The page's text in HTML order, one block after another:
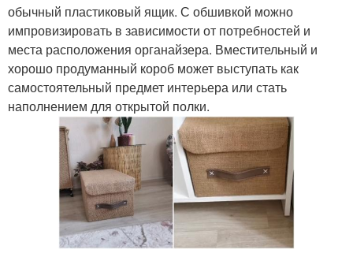
обычный пластиковый ящик. С обшивкой можно
импровизировать в зависимости от потребностей и
места расположения органайзера. Вместительный и
хорошо продуманный короб может выступать как
самостоятельный предмет интерьера или стать
наполнением для открытой полки.